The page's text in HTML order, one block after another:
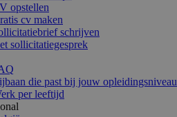
opstellen
cv maken
schrijven
sollicitatiegesprek
die past bij jouw opleidingsniveau
per leeftijd